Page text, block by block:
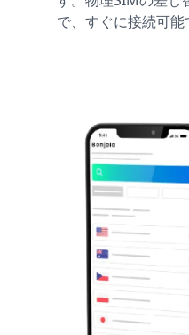
で、すぐに接続可能